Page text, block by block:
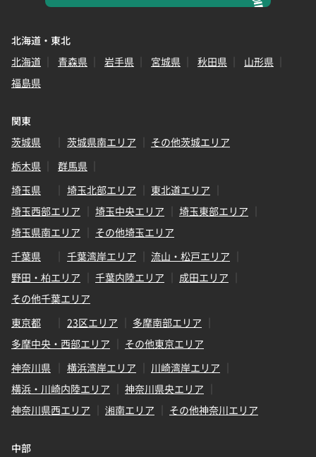
北海道・東北
北海道
青森県 岩手県 宮城県 秋田県
山形県
福島県
関東
茨城県
茨城県南エリア
その他茨城エリア
栃木県
群馬県
埼玉県
埼玉北部エリア
東北道エリア
埼玉西部エリア
埼玉中央エリア
埼玉東部エリア
埼玉県南エリア
その他埼玉エリア
千葉県
千葉湾岸エリア
流山・松戸エリア
野田・柏エリア
千葉内陸エリア
成田エリア
その他千葉エリア
東京都
23区エリア
多摩南部エリア
多摩中央・西部エリア
その他東京エリア
神奈川県
横浜湾岸エリア
川崎湾岸エリア
横浜・川崎内陸エリア
神奈川県央エリア
神奈川県西エリア
湘南エリア その他神奈川エリア
中部